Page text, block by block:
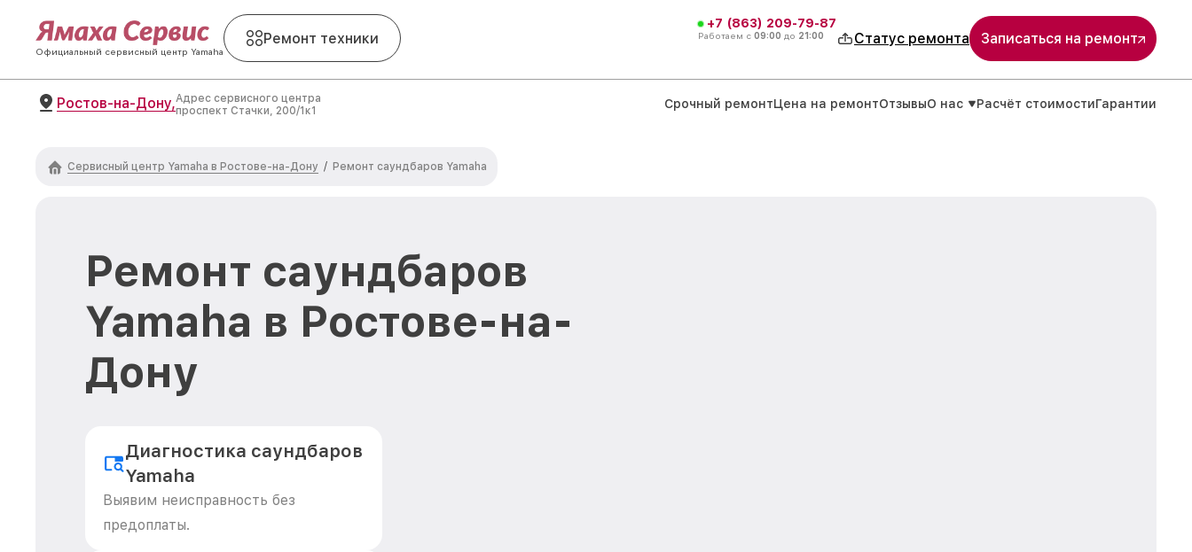
Официальный сервисный центр Yamaha
Ремонт техники
+7 (863) 209-79-87
Работаем с 09:00 до 21:00 Статус ремонта Записаться на ремонт
Ростов-на-Дону,Адрес сервисного центра
проспект Стачки, 200/1к1
Срочный ремонтЦена на ремонтОтзывыО нас Расчёт стоимостиГарантии
Сервисный центр Yamaha в Ростове-на-Дону / Ремонт саундбаров Yamaha
Ремонт саундбаров
Yamaha в Ростове-на-
Дону
Диагностика саундбаров
Yamaha
Выявим неисправность без
предоплаты.